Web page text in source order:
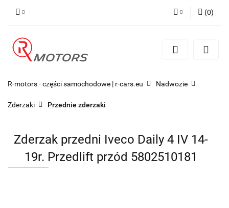
Zarejestruj się
(0)
R-motors - części samochodowe | r-cars.eu Nadwozie
Zderzaki Przednie zderzaki
Zderzak przedni Iveco Daily 4 IV 14-
19r. Przedlift przód 5802510181